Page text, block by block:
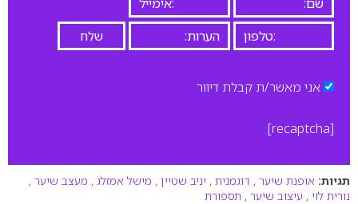
אני מאשר/ת קבלת דיוור
[recaptcha]
תגיות: אופנת שיער , דוגמנית , יניב שטיין , מישל אמזלג , מעצב שיער ,
נורית לוי , עיצוב שיער , תספורת